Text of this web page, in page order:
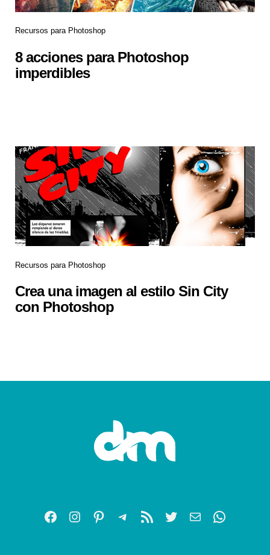
Recursos para Photoshop
8 acciones para Photoshop
imperdibles
Recursos para Photoshop
Crea una imagen al estilo Sin City
con Photoshop